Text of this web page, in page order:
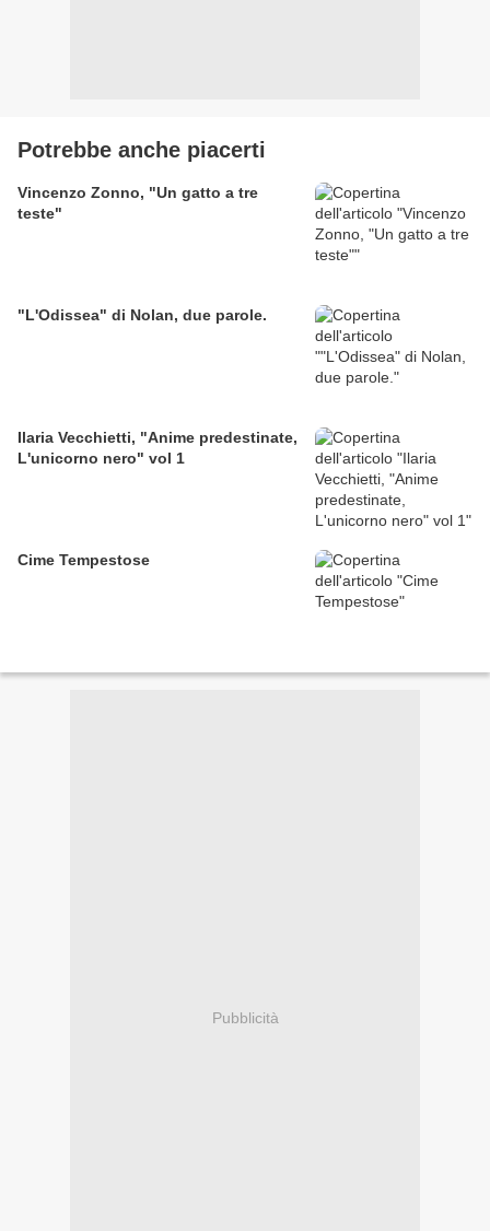
Potrebbe anche piacerti
Vincenzo Zonno, "Un gatto a tre
teste"
"L'Odissea" di Nolan, due parole.
Ilaria Vecchietti, "Anime predestinate,
L'unicorno nero" vol 1
Cime Tempestose
Pubblicità